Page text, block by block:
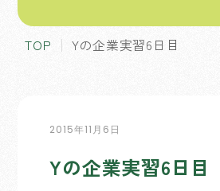
TOP Yの企業実習6日目
2015年11月6日
Yの企業実習6日目